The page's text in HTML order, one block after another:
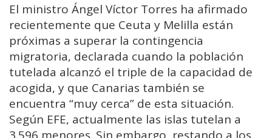
El ministro Ángel Víctor Torres ha afirmado
recientemente que Ceuta y Melilla están
próximas a superar la contingencia
migratoria, declarada cuando la población
tutelada alcanzó el triple de la capacidad de
acogida, y que Canarias también se
encuentra “muy cerca” de esta situación.
Según EFE, actualmente las islas tutelan a